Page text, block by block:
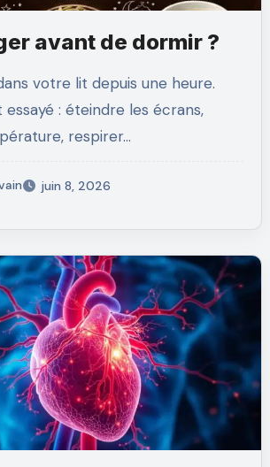
avant de dormir ?
essayé : éteindre les écrans,
respirer…
juin 8, 2026